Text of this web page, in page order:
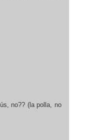
no?? (la polla, no